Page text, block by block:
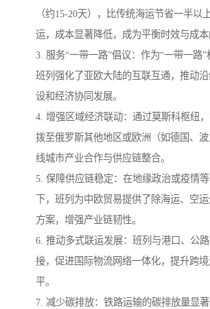
（约15-20天），比传统海运节省一半以
运，成本显著降低，成为平衡时效与成本
3. 服务“一带一路”倡议：作为“一带一路”
班列强化了亚欧大陆的互联互通，推动
设和经济协同发展。
4. 增强区域经济联动：通过莫斯科枢纽
拨至俄罗斯其他地区或欧洲（如德国、
线城市产业合作与供应链整合。
5. 保障供应链稳定：在地缘政治或疫情
下，班列为中欧贸易提供了除海运、空
方案，增强产业链韧性。
6. 推动多式联运发展：班列与港口、公
接，促进国际物流网络一体化，提升跨
平。
7. 减少碳排放：铁路运输的碳排放量显